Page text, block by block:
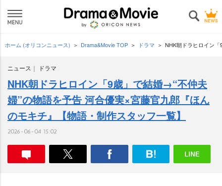
ホーム (オリコンニュース) Drama&Movie TOP ドラマ NHK朝ドラヒロイン
ニュース ドラマ
NHK朝ドラヒロイン「9歳」で結婚→“不仲夫
婦”の物語を予告 河合優実×宮藤官九郎『ほん
のモキチ』【物語・制作スタッフ一覧】
2026-06-04 15:02